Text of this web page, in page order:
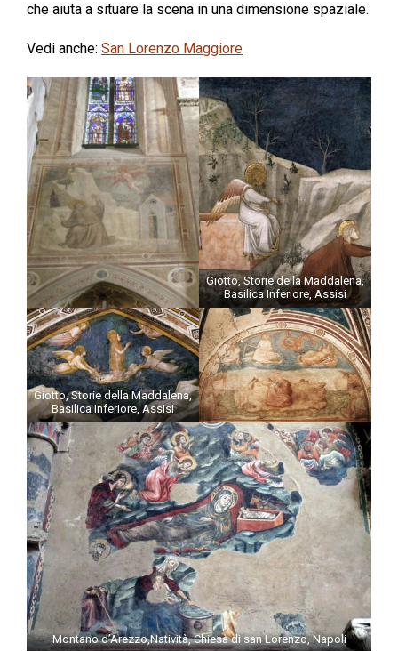
che aiuta a situare la scena in una dimensione spaziale.
Vedi anche: San Lorenzo Maggiore
Giotto, Storie della Maddalena,
Basilica Inferiore, Assisi
Giotto, Storie della Maddalena,
Basilica Inferiore, Assisi
Montano d’Arezzo,Natività, Chiesa di san Lorenzo, Napoli